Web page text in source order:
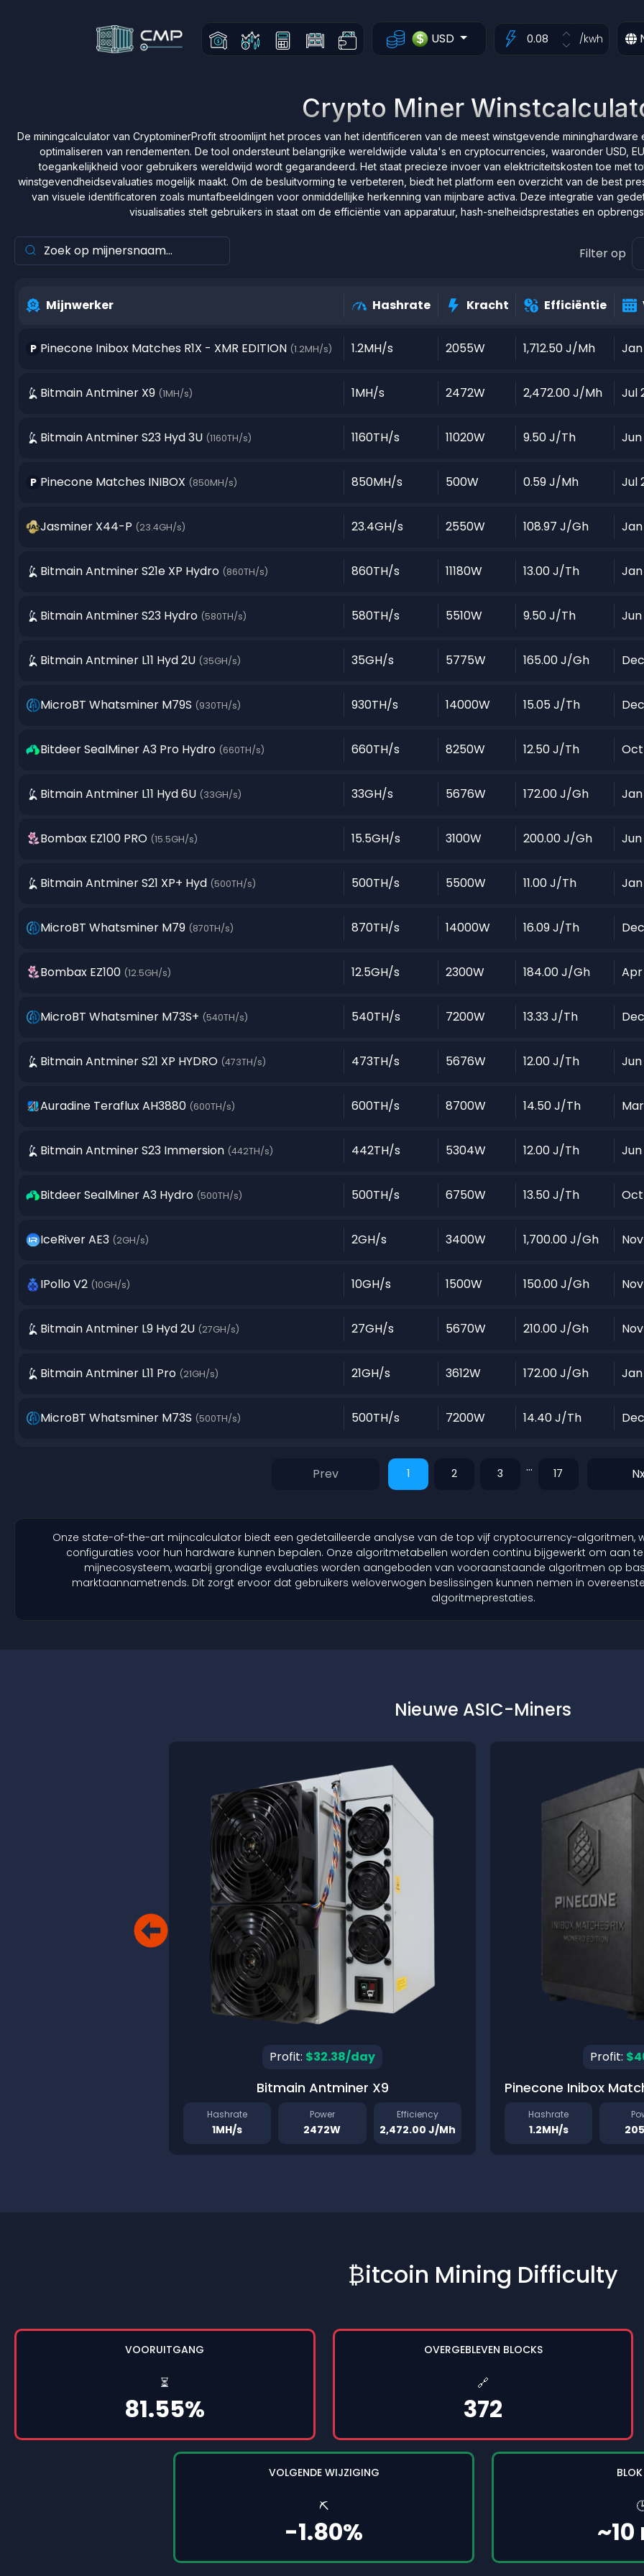
USD /kwh
Crypto Miner
De miningcalculator van CryptominerProfit stroomlijnt het proces van het identificeren van de meest winstgevende
optimaliseren van rendementen. De tool ondersteunt belangrijke wereldwijde valuta's en cryptocurrencies, waaronder USD,
toegankelijkheid voor gebruikers wereldwijd wordt gegarandeerd. Het staat precieze invoer van elektriciteitskosten toe met
winstgevendheidsevaluaties mogelijk maakt. Om de besluitvorming te verbeteren, biedt het platform een overzicht van de best
van visuele identificatoren zoals muntafbeeldingen voor onmiddellijke herkenning van mijnbare activa. Deze integratie van
visualisaties stelt gebruikers in staat om de efficiëntie van apparatuur, hash-snelheidsprestaties en
Filter op
Mijnwerker Hashrate Kracht Efficiëntie
P Pinecone Inibox Matches R1X - XMR EDITION (1.2MH/s) 1.2MH/s 2055W 1,712.50 J/Mh
Bitmain Antminer X9 (1MH/s) 1MH/s 2472W 2,472.00 J/Mh Jul
Bitmain Antminer S23 Hyd 3U (1160TH/s) 1160TH/s 11020W 9.50 J/Th
P Pinecone Matches INIBOX (850MH/s) 850MH/s 500W 0.59 J/Mh Jul
Jasminer X44-P (23.4GH/s) 23.4GH/s 2550W 108.97 J/Gh
Bitmain Antminer S21e XP Hydro (860TH/s) 860TH/s 11180W 13.00 J/Th
Bitmain Antminer S23 Hydro (580TH/s) 580TH/s 5510W 9.50 J/Th
Bitmain Antminer L11 Hyd 2U (35GH/s) 35GH/s 5775W 165.00 J/Gh
MicroBT Whatsminer M79S (930TH/s) 930TH/s 14000W 15.05 J/Th
Bitdeer SealMiner A3 Pro Hydro (660TH/s) 660TH/s 8250W 12.50 J/Th
Bitmain Antminer L11 Hyd 6U (33GH/s) 33GH/s 5676W 172.00 J/Gh
Bombax EZ100 PRO (15.5GH/s) 15.5GH/s 3100W 200.00 J/Gh
Bitmain Antminer S21 XP+ Hyd (500TH/s) 500TH/s 5500W 11.00 J/Th
MicroBT Whatsminer M79 (870TH/s) 870TH/s 14000W 16.09 J/Th
Bombax EZ100 (12.5GH/s) 12.5GH/s 2300W 184.00 J/Gh
MicroBT Whatsminer M73S+ (540TH/s) 540TH/s 7200W 13.33 J/Th
Bitmain Antminer S21 XP HYDRO (473TH/s) 473TH/s 5676W 12.00 J/Th
Auradine Teraflux AH3880 (600TH/s) 600TH/s 8700W 14.50 J/Th
Bitmain Antminer S23 Immersion (442TH/s) 442TH/s 5304W 12.00 J/Th
Bitdeer SealMiner A3 Hydro (500TH/s) 500TH/s 6750W 13.50 J/Th
IceRiver AE3 (2GH/s) 2GH/s 3400W 1,700.00 J/Gh
IPollo V2 (10GH/s) 10GH/s 1500W 150.00 J/Gh
Bitmain Antminer L9 Hyd 2U (27GH/s) 27GH/s 5670W 210.00 J/Gh
Bitmain Antminer L11 Pro (21GH/s) 21GH/s 3612W 172.00 J/Gh
MicroBT Whatsminer M73S (500TH/s) 500TH/s 7200W 14.40 J/Th
1 2 3 ... 17
Onze state-of-the-art mijncalculator biedt een gedetailleerde analyse van de top vijf cryptocurrency-algoritmen,
configuraties voor hun hardware kunnen bepalen. Onze algoritmetabellen worden continu bijgewerkt om aan
mijnecosysteem, waarbij grondige evaluaties worden aangeboden van vooraanstaande algoritmen op
marktaannametrends. Dit zorgt ervoor dat gebruikers weloverwogen beslissingen kunnen nemen in
algoritmeprestaties.
Nieuwe ASIC-Miners
Profit: $32.38/day
Bitmain Antminer X9
Hashrate
1MH/s
Power
2472W
Efficiency
2,472.00 J/Mh
Profit:
Pinecone Inibox
Hashrate
1.2MH/s
₿itcoin Mining Difficulty
VOORUITGANG
⏳
81.55%
OVERGEBLEVEN BLOCKS
🔗
372
VOLGENDE WIJZIGING
⛏️
-1.80%